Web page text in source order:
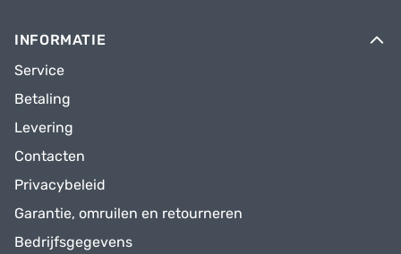
INFORMATIE
Service
Betaling
Levering
Contacten
Privacybeleid
Garantie, omruilen en retourneren
Bedrijfsgegevens